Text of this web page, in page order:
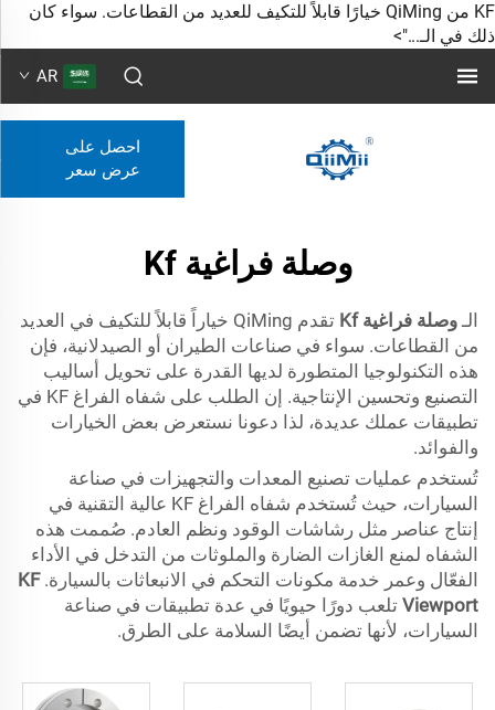
KF من QiMing خيارًا قابلاً للتكيف للعديد من القطاعات. سواء كان
ذلك في الـ...">
AR
احصل على
عرض سعر
وصلة فراغية Kf
الـوصلة فراغية Kf
تقدم QiMing خياراً قابلاً للتكيف في العديد
من القطاعات. سواء في صناعات الطيران أو الصيدلانية، فإن
هذه التكنولوجيا المتطورة لديها القدرة على تحويل أساليب
التصنيع وتحسين الإنتاجية. إن الطلب على شفاه الفراغ KF في
تطبيقات عملك عديدة، لذا دعونا نستعرض بعض الخيارات
والفوائد.
تُستخدم عمليات تصنيع المعدات والتجهيزات في صناعة
السيارات، حيث تُستخدم شفاه الفراغ KF عالية التقنية في
إنتاج عناصر مثل رشاشات الوقود ونظم العادم. صُممت هذه
الشفاه لمنع الغازات الضارة والملوثات من التدخل في الأداء
الفعّال وعمر خدمة مكونات التحكم في الانبعاثات بالسيارة.KF
Viewport تلعب دورًا حيويًا في عدة تطبيقات في صناعة
السيارات، لأنها تضمن أيضًا السلامة على الطرق.